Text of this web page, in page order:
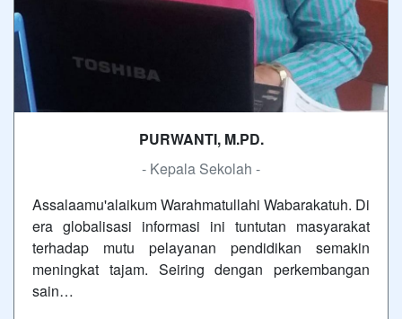
PURWANTI, M.PD.
- Kepala Sekolah -
Assalaamu'alaikum Warahmatullahi Wabarakatuh. Di
era globalisasi informasi ini tuntutan masyarakat
terhadap mutu pelayanan pendidikan semakin
meningkat tajam. Seiring dengan perkembangan
sain…